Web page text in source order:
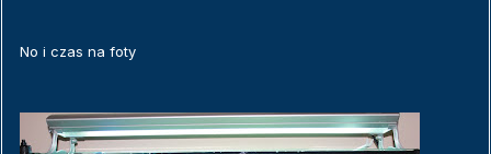
No i czas na foty